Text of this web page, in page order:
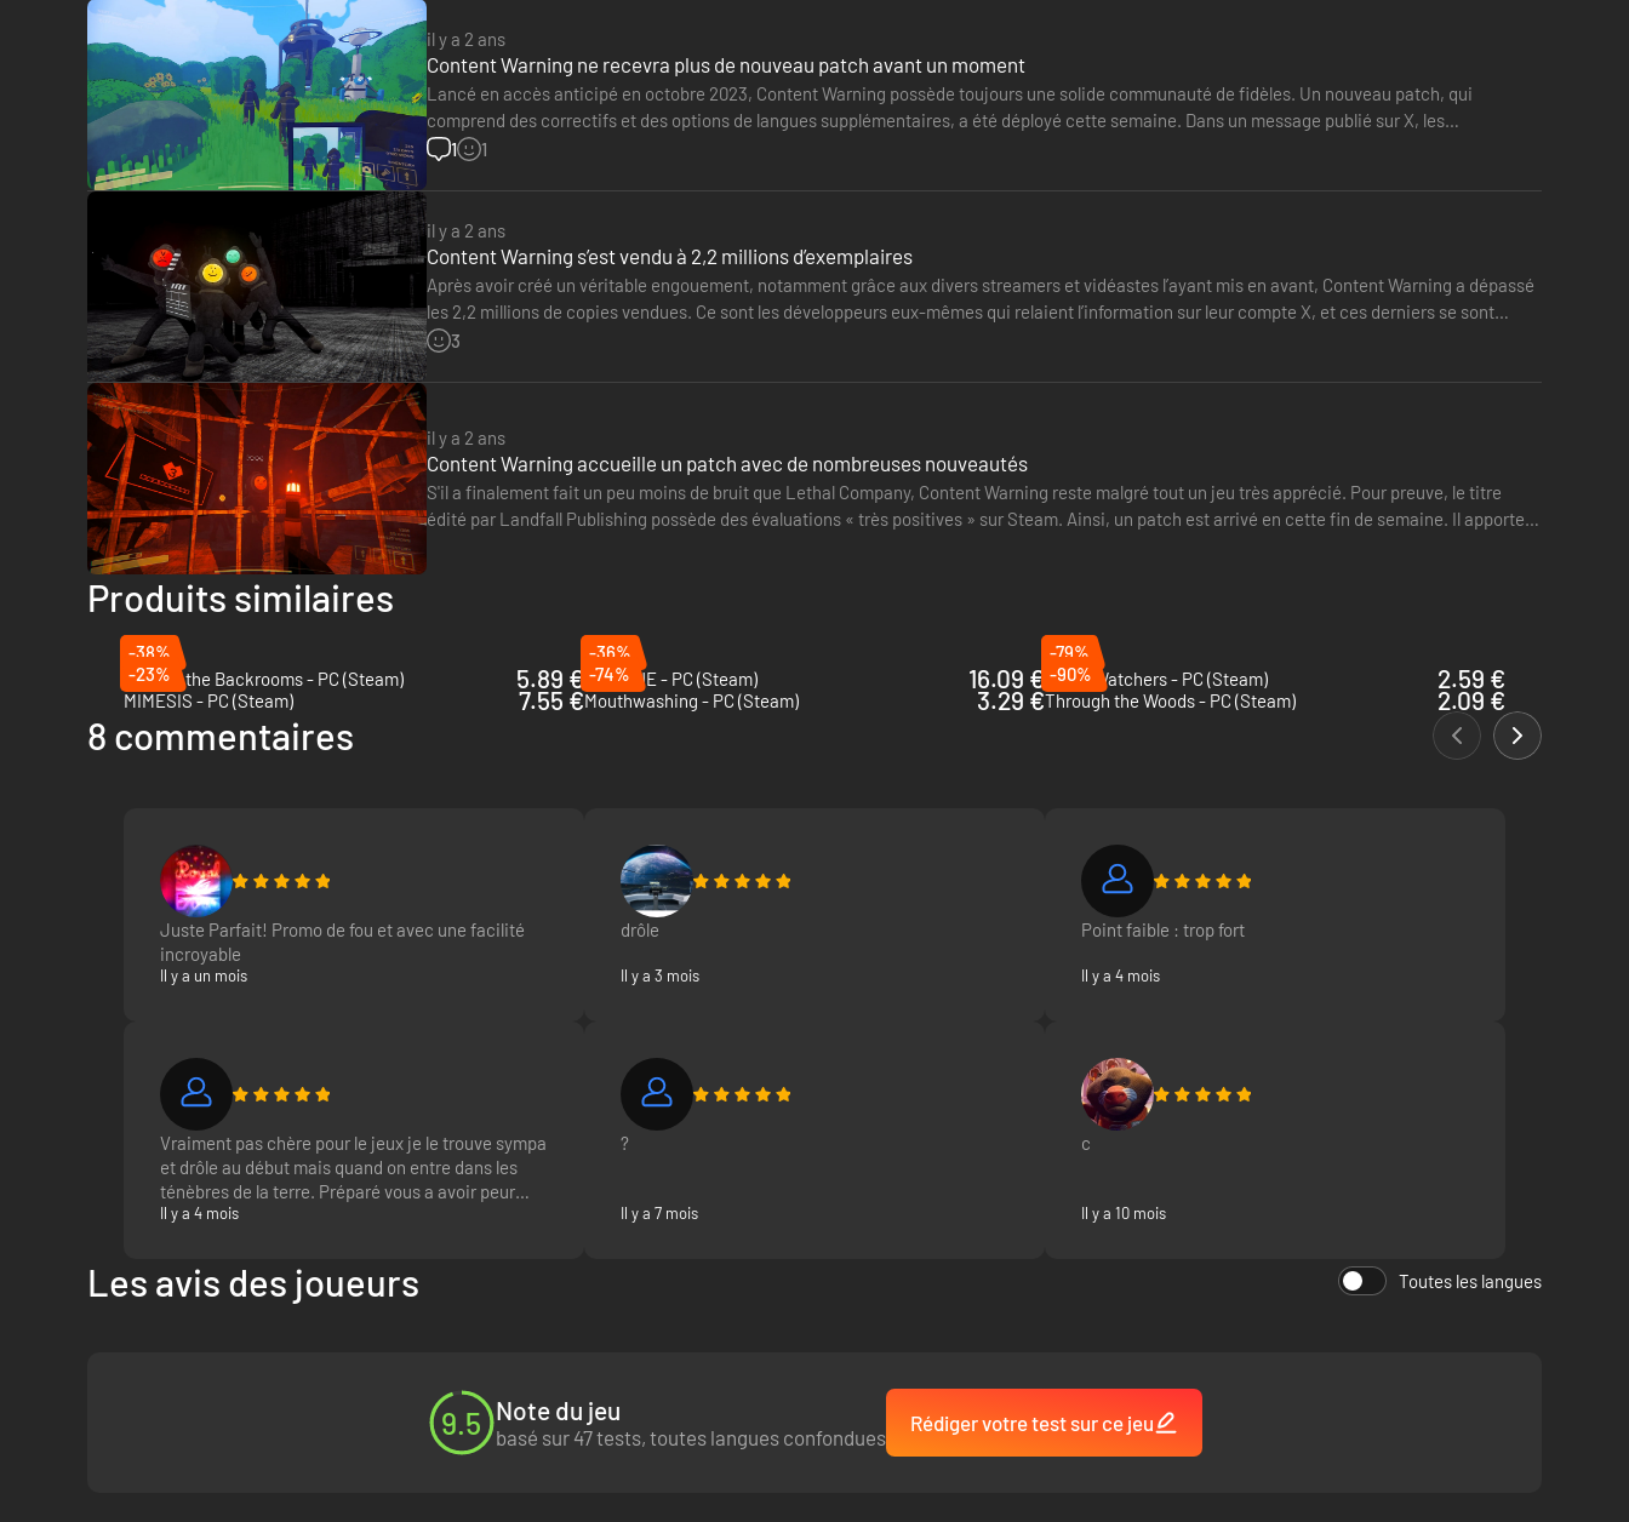
Étape 1 : Descendez dans les tréfonds de l'ancien monde
Faites équipe, customisez votre visage avec la customisation de visage ASCII, achetez du matériel et utilisez la cloche de plongée pour descendre vers l'ancien monde !
Dans ces tréfonds, vous tomberez sur des monstres animés à la physique effrayante, des reliques maudites et d'autres artefacts !
Étape 2 : Filmez quelque chose de terrifiant
Filmez autant de choses terrifiantes que possible avant que vous ne manquiez d'oxygène, ou d'amis...
il y a 2 ans
Content Warning ne recevra plus de nouveau patch avant un moment
Lancé en accès anticipé en octobre 2023, Content Warning possède toujours une solide communauté de fidèles. Un nouveau patch, qui
comprend des correctifs et des options de langues supplémentaires, a été déployé cette semaine. Dans un message publié sur X, les
développeurs ont expliqué qu'il s'agit de…
1 1
il y a 2 ans
Content Warning s’est vendu à 2,2 millions d’exemplaires
Après avoir créé un véritable engouement, notamment grâce aux divers streamers et vidéastes l’ayant mis en avant, Content Warning a dépassé
les 2,2 millions de copies vendues. Ce sont les développeurs eux-mêmes qui relaient l’information sur leur compte X, et ces derniers se sont
même livrés à quelques…
3
il y a 2 ans
Content Warning accueille un patch avec de nombreuses nouveautés
S'il a finalement fait un peu moins de bruit que Lethal Company, Content Warning reste malgré tout un jeu très apprécié. Pour preuve, le titre
édité par Landfall Publishing possède des évaluations « très positives » sur Steam. Ainsi, un patch est arrivé en cette fin de semaine. Il apporte
Produits similaires
-38%
Escape the Backrooms - PC (Steam)
5.89 €
-36%
ROUTINE - PC (Steam)
16.09 €
-79%
Ghost Watchers - PC (Steam)
2.59 €
-23%
MIMESIS - PC (Steam)
7.55 €
-74%
Mouthwashing - PC (Steam)
3.29 €
-90%
Through the Woods - PC (Steam)
2.09 €
8 commentaires
Juste Parfait! Promo de fou et avec une facilité
incroyable
Il y a un mois
drôle
Il y a 3 mois
Point faible : trop fort
Il y a 4 mois
Vraiment pas chère pour le jeux je le trouve sympa
et drôle au début mais quand on entre dans les
ténèbres de la terre. Préparé vous a avoir peur
mais aussi a rigoler comme jamais
Il y a 4 mois
?
Il y a 7 mois
c
Il y a 10 mois
Les avis des joueurs Toutes les langues
9.5 Note du jeu
basé sur 47 tests, toutes langues confondues
Rédiger votre test sur ce jeu